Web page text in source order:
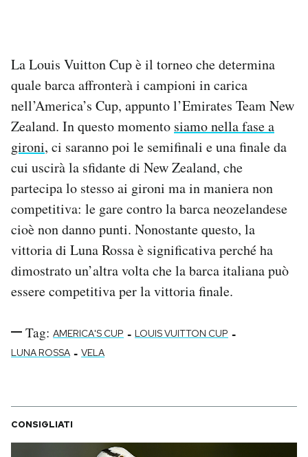
La Louis Vuitton Cup è il torneo che determina
quale barca affronterà i campioni in carica
nell’America’s Cup, appunto l’Emirates Team New
Zealand. In questo momento siamo nella fase a
gironi, ci saranno poi le semifinali e una finale da
cui uscirà la sfidante di New Zealand, che
partecipa lo stesso ai gironi ma in maniera non
competitiva: le gare contro la barca neozelandese
cioè non danno punti. Nonostante questo, la
vittoria di Luna Rossa è significativa perché ha
dimostrato un’altra volta che la barca italiana può
essere competitiva per la vittoria finale.
Tag: AMERICA'S CUP - LOUIS VUITTON CUP -
LUNA ROSSA - VELA
CONSIGLIATI